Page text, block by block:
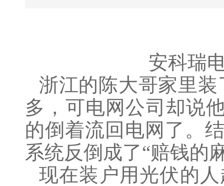
安科瑞
浙江的陈大哥家里
多，可电网公司却说
的倒着流回电网了。
系统反倒成了“赔钱的
现在装户用光伏的